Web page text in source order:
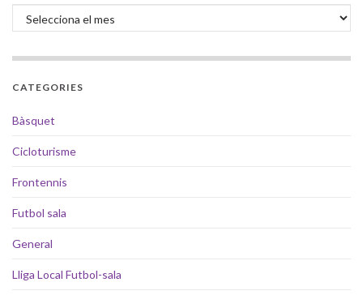
Arxius
CATEGORIES
Bàsquet
Cicloturisme
Frontennis
Futbol sala
General
Lliga Local Futbol-sala